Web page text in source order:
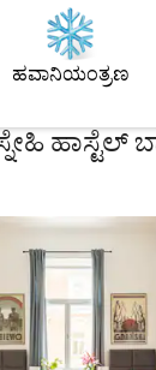
ಹವಾನಿಯಂತ್ರಣ
ಹಾಸ್ಟೆಲ್